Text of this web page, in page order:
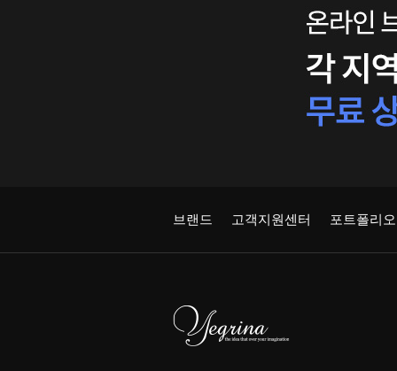
브랜드 고객지원센터 포트폴리오